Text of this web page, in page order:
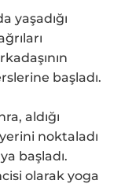
yaşadığı
başladı.
aldığı
noktaladı
başladı.
olarak yoga